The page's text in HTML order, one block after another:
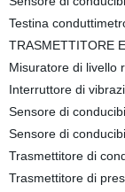
Testina
TRASMETTITORE
Misuratore di livello
Interruttore di
Sensore di
Sensore di
Trasmettitore di
Trasmettitore di